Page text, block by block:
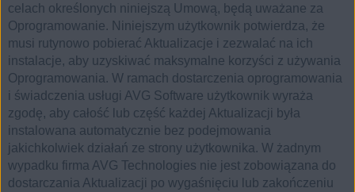
celach określonych niniejszą Umową, będą uważane za
Oprogramowanie. Niniejszym użytkownik potwierdza, że
musi rutynowo pobierać Aktualizacje i zezwalać na ich
instalacje, aby uzyskiwać maksymalne korzyści z używania
Oprogramowania. W ramach dostarczenia oprogramowania
i świadczenia usługi AVG Software użytkownik wyraża
zgodę, aby całość lub część każdej Aktualizacji była
instalowana automatycznie bez podejmowania
jakichkolwiek działań ze strony użytkownika. W żadnym
wypadku firma AVG Technologies nie jest zobowiązana do
dostarczania Aktualizacji po wygaśnięciu lub zakończeniu